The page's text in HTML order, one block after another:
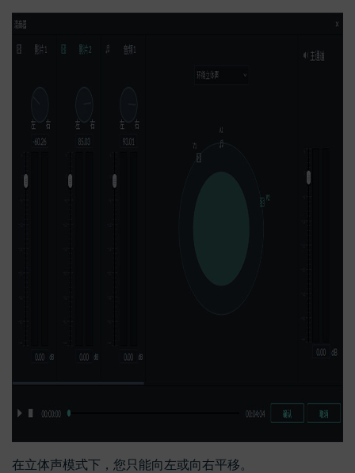
在立体声模式下，您只能向左或向右平移。